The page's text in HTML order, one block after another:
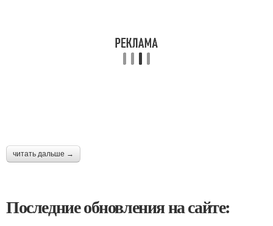
читать дальше →
Последние обновления на сайте: